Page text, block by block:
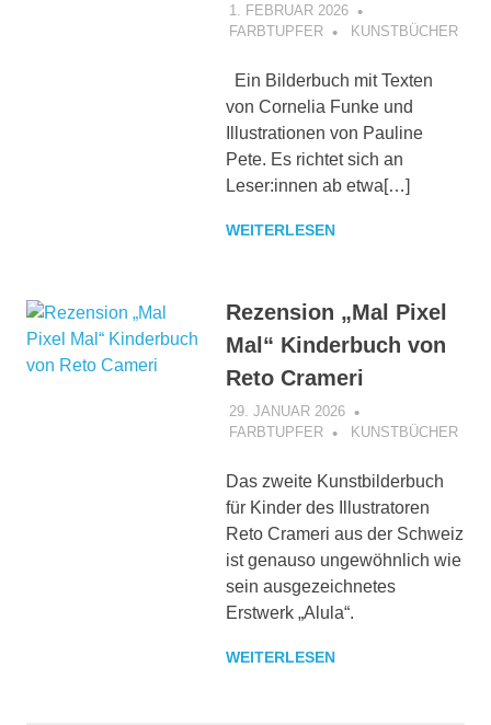
1. FEBRUAR 2026
FARBTUPFER
KUNSTBÜCHER
Ein Bilderbuch mit Texten
von Cornelia Funke und
Illustrationen von Pauline
Pete. Es richtet sich an
Leser:innen ab etwa[…]
WEITERLESEN
Rezension „Mal Pixel
Mal“ Kinderbuch von
Reto Crameri
29. JANUAR 2026
FARBTUPFER
KUNSTBÜCHER
Das zweite Kunstbilderbuch
für Kinder des Illustratoren
Reto Crameri aus der Schweiz
ist genauso ungewöhnlich wie
sein ausgezeichnetes
Erstwerk „Alula“.
WEITERLESEN